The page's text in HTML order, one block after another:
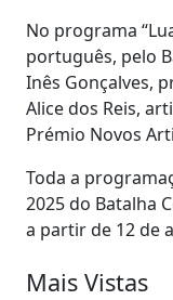
No programa
português, pelo
Inês Gonçalves,
Alice dos Reis,
Prémio Novos
Toda a
2025 do Batalha
a partir de 12 de
Mais Vistas